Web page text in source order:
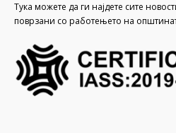
Тука можете да ги најдете сите
поврзани со работењето на